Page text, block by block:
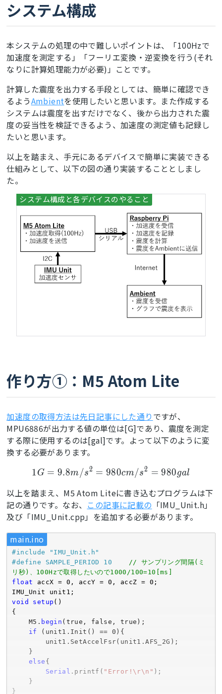
システム構成
本システムの処理の中で難しいポイントは、「100Hzで
加速度を測定する」「フーリエ変換・逆変換を行う(それ
なりに計算処理能力が必要)」ことです。
計算した震度を出力する手段としては、簡単に確認でき
るようAmbientを使用したいと思います。また作成する
システムは震度を出すだけでなく、後から出力された震
度の妥当性を検証できるよう、加速度の測定値も記録し
たいと思います。
以上を踏まえ、手元にあるデバイスで簡単に実装できる
仕組みとして、以下の図の通り実装することとしまし
た。
作り方①：M5 Atom Lite
加速度の取得方法は先日記事にした通り ですが、
MPU6886が出力する値の単位は[G]であり、震度を測定
する際に使用するのは[gal]です。よって以下のように変
換する必要があります。
1 G = 9.8m /s2 = 980cm/s2 = 980gal
以上を踏まえ、M5 Atom Liteに書き込むプログラムは下
記の通りです。なお、 この記事に記載の 「IMU_Unit.h」
及び「IMU_Unit.cpp」を追加する必要があります。
main.ino
#include
"IMU_Unit.h"
#define SAMPLE_PERIOD 10 // サンプリング間隔(ミ
リ秒)、100Hzで取得したいので1000/100=10[ms]
float accX = 0 , accY = 0 , accZ = 0 ;
void
setup ()
{
    M5.
begin (true, false, true);
if
(unit1.Init() == 0 ){
else {
Serial .printf( "Error!\r\n" );